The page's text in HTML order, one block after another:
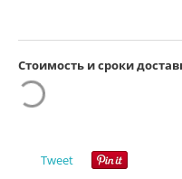
Стоимость и сроки
Tweet